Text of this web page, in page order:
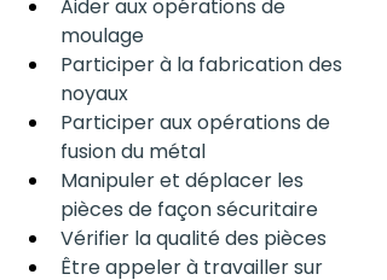
Aider aux opérations de
moulage
Participer à la fabrication des
noyaux
Participer aux opérations de
fusion du métal
Manipuler et déplacer les
pièces de façon sécuritaire
Vérifier la qualité des pièces
Être appeler à travailler sur